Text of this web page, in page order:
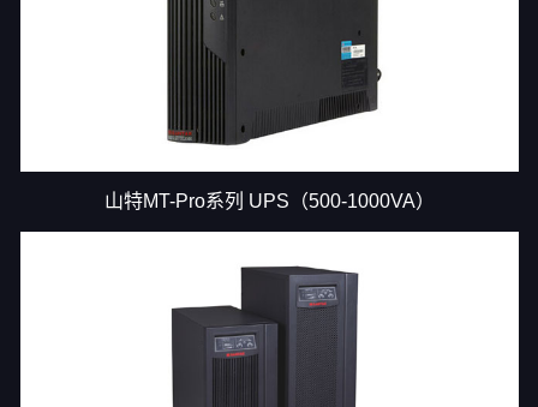
山特MT-Pro系列 UPS（500-1000VA）